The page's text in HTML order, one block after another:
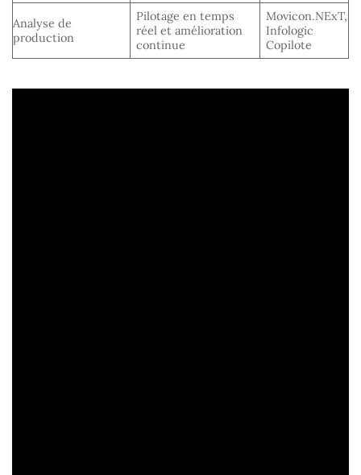
Analyse de
production
Pilotage en temps
réel et amélioration
continue
Movicon.NExT,
Infologic
Copilote